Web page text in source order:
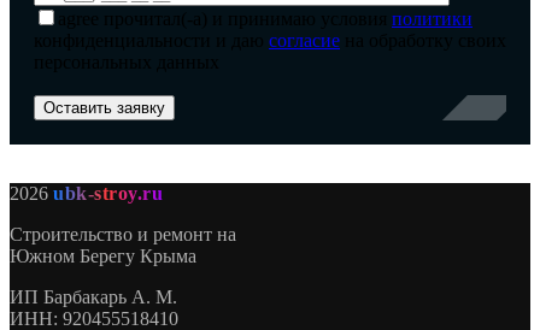
agree прочитал(-а) и принимаю условия политики
конфиденциальности и даю согласие на обработку своих
персональных данных
2026 ubk-stroy.ru
Строительство и ремонт на
Южном Берегу Крыма
ИП Барбакарь А. М.
ИНН: 920455518410